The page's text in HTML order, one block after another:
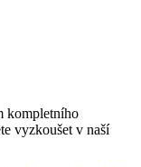
kompletního
vyzkoušet v naší